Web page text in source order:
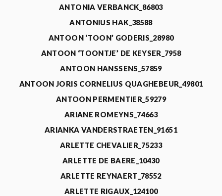
ANTONIA VERBANCK_86803
ANTONIUS HAK_38588
ANTOON ‘TOON’ GODERIS_28980
ANTOON ‘TOONTJE’ DE KEYSER_7958
ANTOON HANSSENS_57859
ANTOON JORIS CORNELIUS QUAGHEBEUR_49801
ANTOON PERMENTIER_59279
ARIANE ROMEYNS_74663
ARIANKA VANDERSTRAETEN_91651
ARLETTE CHEVALIER_75233
ARLETTE DE BAERE_10430
ARLETTE REYNAERT_78552
ARLETTE RIGAUX_124100